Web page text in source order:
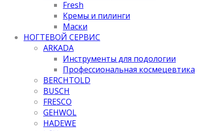
Fresh
Кремы и пилинги
Маски
НОГТЕВОЙ СЕРВИС
ARKADA
Инструменты для подологии
Профессиональная космецевтика
BERCHTOLD
BUSCH
FRESCO
GEHWOL
HADEWE